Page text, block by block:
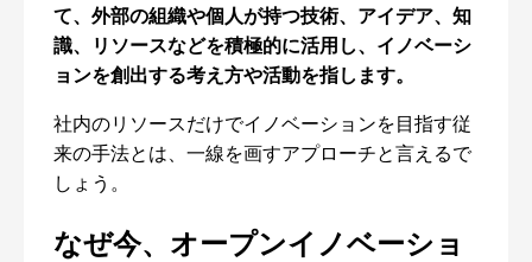
て、外部の組織や個人が持つ技術、アイデア、知
識、リソースなどを積極的に活用し、イノベーシ
ョンを創出する考え方や活動を指します。
社内のリソースだけでイノベーションを目指す従
来の手法とは、一線を画すアプローチと言えるで
しょう。
なぜ今、オープンイノベーショ